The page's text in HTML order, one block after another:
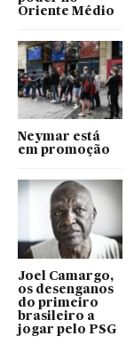
Oriente Médio
Neymar está
em promoção
Joel Camargo,
os desenganos
do primeiro
brasileiro a
jogar pelo PSG